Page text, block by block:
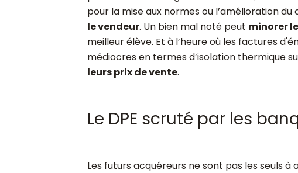
pour la mise aux normes ou l’amélioration
le vendeur. Un bien mal noté peut minorer
meilleur élève. Et à l’heure où les factures
médiocres en termes d’isolation thermique
leurs prix de vente.
Le DPE scruté par les
Les futurs acquéreurs ne sont pas les seuls à